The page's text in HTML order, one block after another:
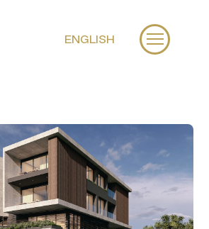
ENGLISH